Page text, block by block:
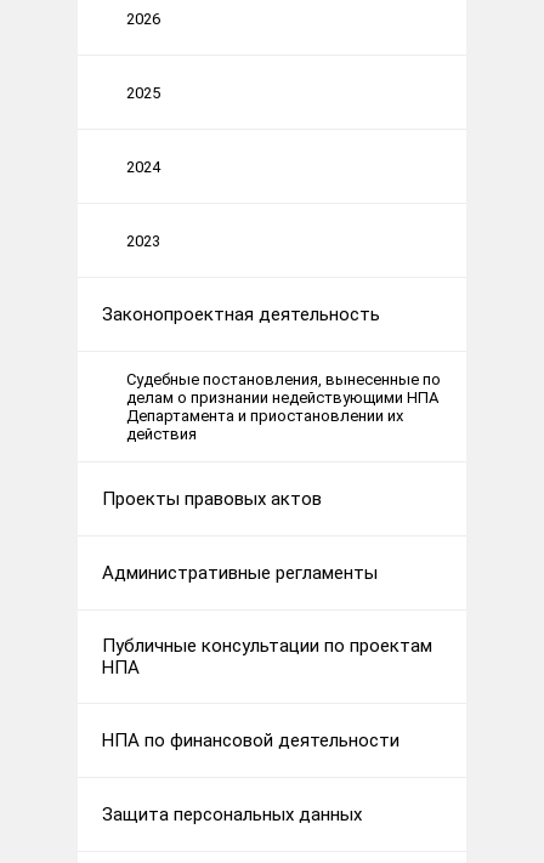
2026
2025
2024
2023
Законопроектная деятельность
Судебные постановления, вынесенные по
делам о признании недействующими НПА
Департамента и приостановлении их
действия
Проекты правовых актов
Административные регламенты
Публичные консультации по проектам
НПА
НПА по финансовой деятельности
Защита персональных данных